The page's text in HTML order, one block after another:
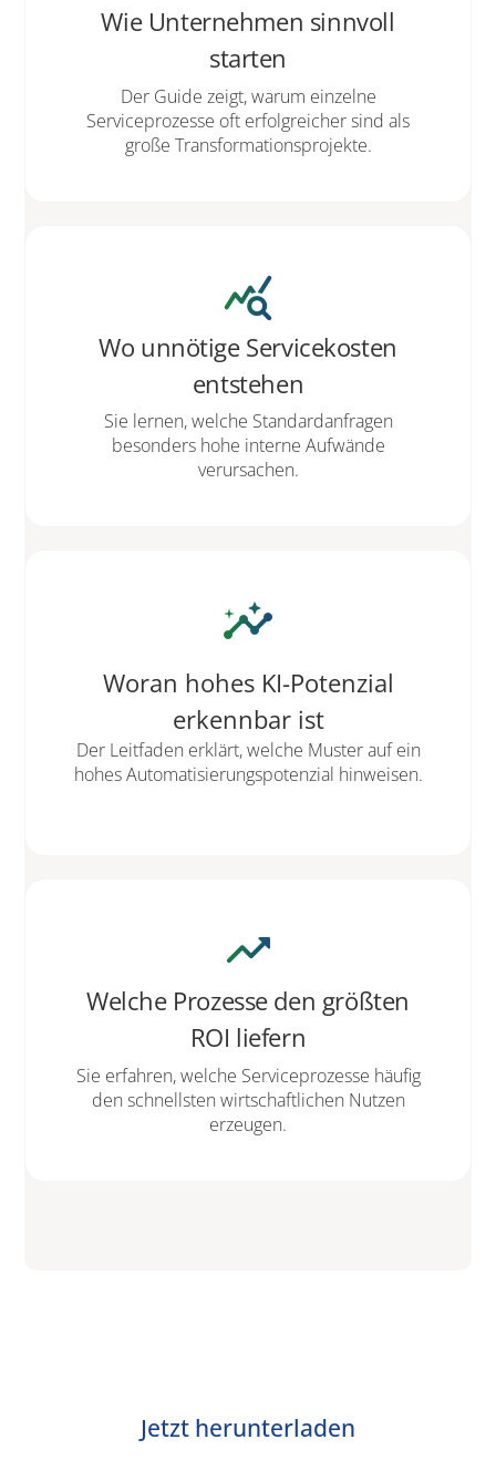
Wie Unternehmen sinnvoll
starten
Der Guide zeigt, warum einzelne
Serviceprozesse oft erfolgreicher sind als
große Transformationsprojekte.
query_stats
Wo unnötige Servicekosten
entstehen
Sie lernen, welche Standardanfragen
besonders hohe interne Aufwände
verursachen.
insights
Woran hohes KI-Potenzial
erkennbar ist
Der Leitfaden erklärt, welche Muster auf ein
hohes Automatisierungspotenzial hinweisen.
trending_up
Welche Prozesse den größten
ROI liefern
Sie erfahren, welche Serviceprozesse häufig
den schnellsten wirtschaftlichen Nutzen
erzeugen.
Jetzt herunterladen